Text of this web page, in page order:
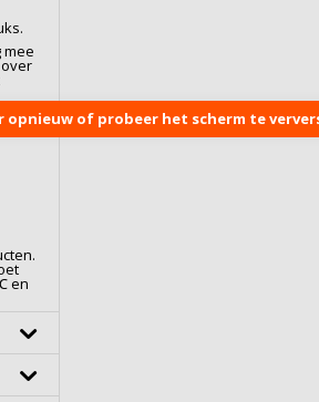
mee
en
of probeer het scherm te